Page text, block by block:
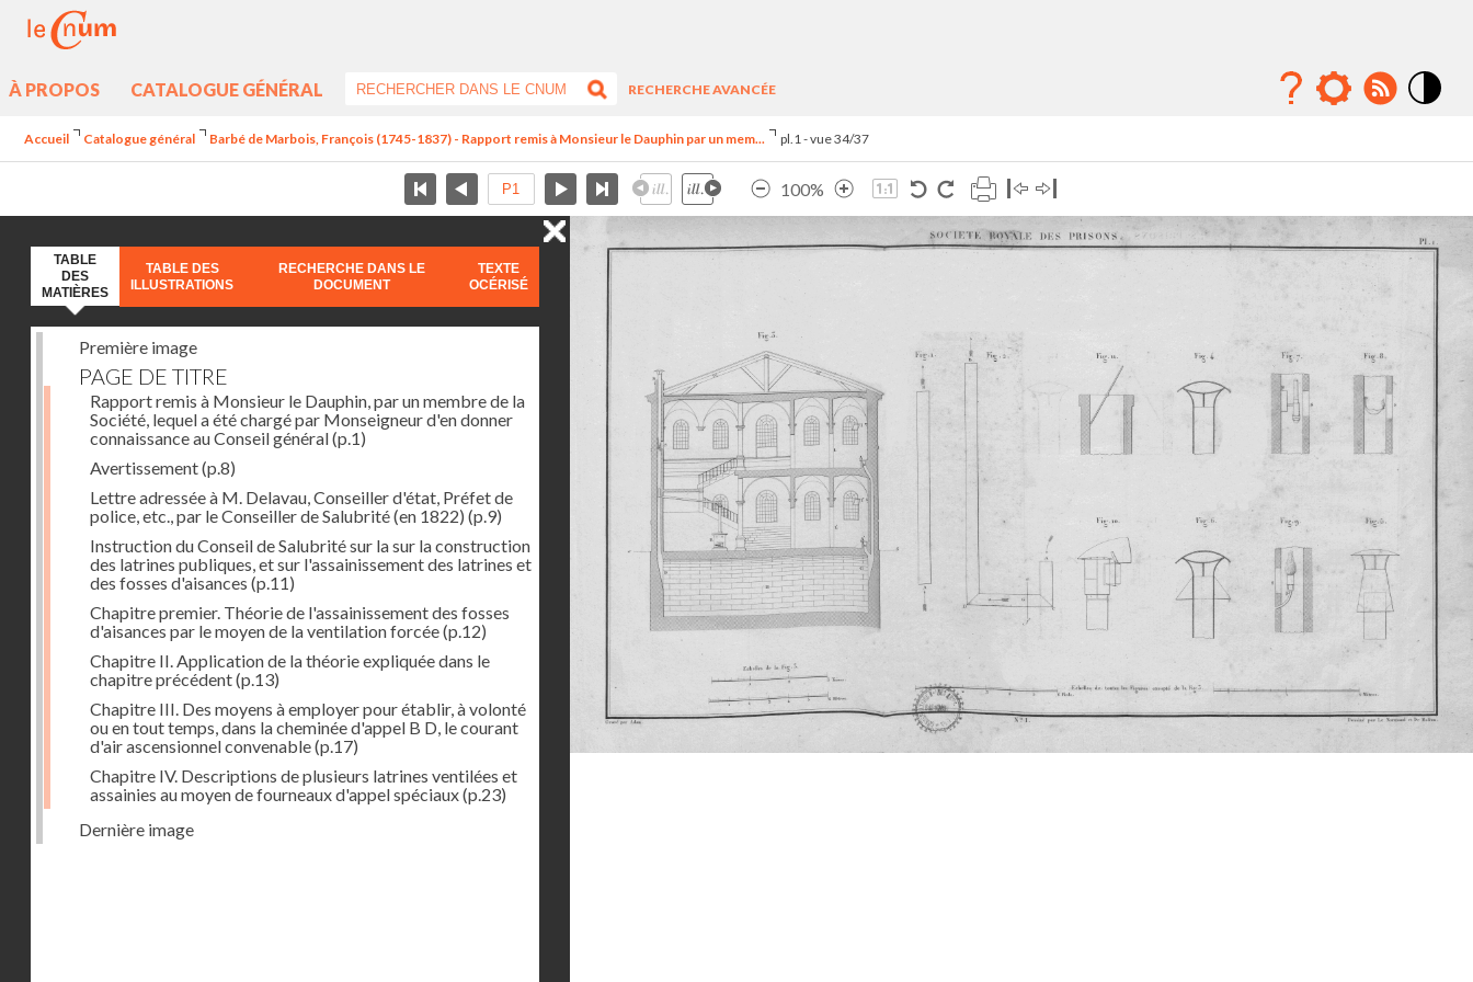
À PROPOS CATALOGUE GÉNÉRAL
RECHERCHE AVANCÉE
Accueil Catalogue général Barbé de Marbois, François (1745-1837) - Rapport remis à Monsieur le Dauphin par un mem... pl.1 - vue 34/37
100%
TABLE
DES
MATIÈRES
TABLE DES
ILLUSTRATIONS
RECHERCHE DANS LE
DOCUMENT
TEXTE
OCÉRISÉ
Première image
PAGE DE TITRE
Rapport remis à Monsieur le Dauphin, par un membre de la
Société, lequel a été chargé par Monseigneur d'en donner
connaissance au Conseil général(p.1)
Avertissement(p.8)
Lettre adressée à M. Delavau, Conseiller d'état, Préfet de
police, etc., par le Conseiller de Salubrité (en 1822) (p.9)
Instruction du Conseil de Salubrité sur la sur la construction
des latrines publiques, et sur l'assainissement des latrines et
des fosses d'aisances (p.11)
Chapitre premier. Théorie de l'assainissement des fosses
d'aisances par le moyen de la ventilation forcée(p.12)
Chapitre II. Application de la théorie expliquée dans le
chapitre précédent(p.13)
Chapitre III. Des moyens à employer pour établir, à volonté
ou en tout temps, dans la cheminée d'appel B D, le courant
d'air ascensionnel convenable(p.17)
Chapitre IV. Descriptions de plusieurs latrines ventilées et
assainies au moyen de fourneaux d'appel spéciaux(p.23)
Dernière image